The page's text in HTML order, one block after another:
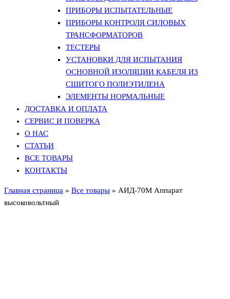
ПРИБОРЫ ИСПЫТАТЕЛЬНЫЕ
ПРИБОРЫ КОНТРОЛЯ СИЛОВЫХ
ТРАНСФОРМАТОРОВ
ТЕСТЕРЫ
УСТАНОВКИ ДЛЯ ИСПЫТАНИЯ
ОСНОВНОЙ ИЗОЛЯЦИИ КАБЕЛЯ ИЗ
СШИТОГО ПОЛИЭТИЛЕНА
ЭЛЕМЕНТЫ НОРМАЛЬНЫЕ
ДОСТАВКА И ОПЛАТА
СЕРВИС И ПОВЕРКА
О НАС
СТАТЬИ
ВСЕ ТОВАРЫ
КОНТАКТЫ
Главная страница » Все товары » АИД-70М Аппарат
высоковольтный